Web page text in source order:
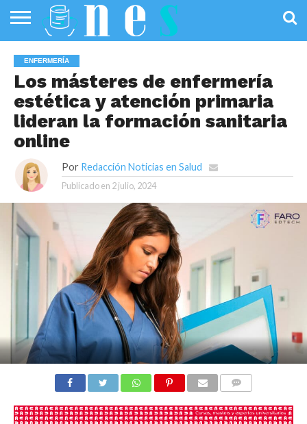
PÚBLICA
SANIDAD
INVESTIGACIÓN
ENTREVISTAS
PROFESIONALES
DE LA SALUD
INFOGRAFÍAS
DE SALUD
OPINIÓN
ENFERMERÍA
Los másteres de enfermería
estética y atención primaria
lideran la formación sanitaria
online
Por Redacción Noticias en Salud
Publicado en 2 julio, 2024